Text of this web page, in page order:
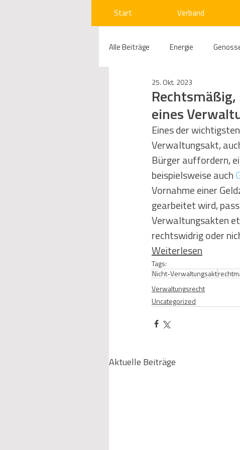
Start Verband
Alle Beiträge Energie
Compliance Gas
Beihilfenrecht Kraftwerke
Regulierung Wettbewerbs-
Telekommunikation
eines
25. Okt. 2023
Eines der
Verwaltungsakt,
Bürger auffordern,
beispielsweise auch
Vornahme einer
gearbeitet wird,
Verwaltungsakten
rechtswidrig oder
Weiterlesen
Tags:
Nicht-Verwaltungsakt
Verwaltungsrecht
Uncategorized
Aktuelle Beiträge